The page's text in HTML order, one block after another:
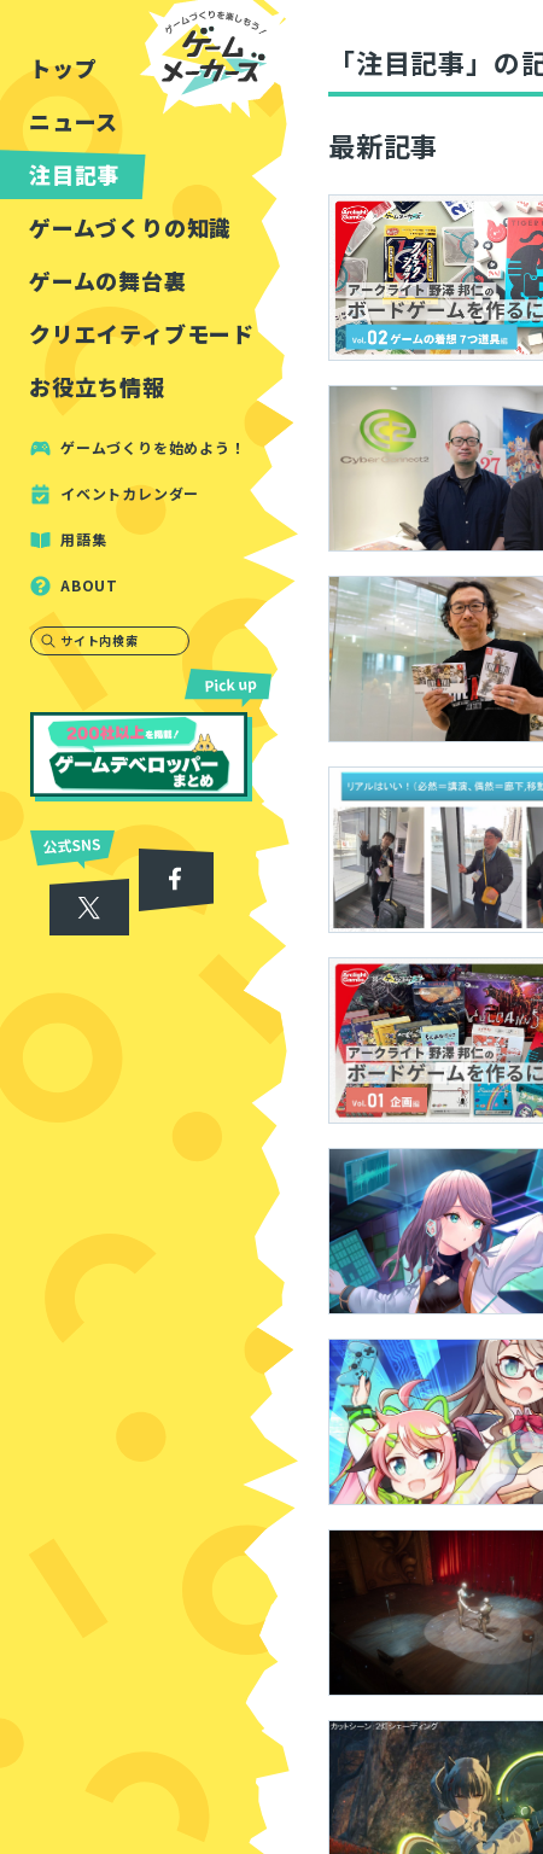
トップ
ニュース
注目記事
ゲームづくりの知識
ルールをつくる
ゲームの舞台裏
講演レポート
クリエイティブモード
マインクラフト
お役立ち情報
イベントレポート
ツール紹介
周辺機器・ハードウェ
ゲームづくりを始めよう！
イベントカレンダー
用語集
ABOUT
サイト内検索
「注目記事」の
最新記事